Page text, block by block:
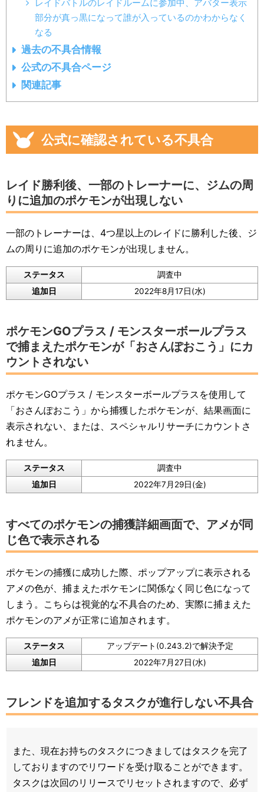
レイドバトルのレイドルームに参加中、アバター表示
部分が真っ黒になって誰が入っているのかわからなく
なる
過去の不具合情報
公式の不具合ページ
関連記事
公式に確認されている不具合
レイド勝利後、一部のトレーナーに、ジムの周
りに追加のポケモンが出現しない
一部のトレーナーは、4つ星以上のレイドに勝利した後、ジ
ムの周りに追加のポケモンが出現しません。
ステータス
調査中
追加日
2022年8月17日(水)
ポケモンGOプラス / モンスターボールプラス
で捕まえたポケモンが「おさんぽおこう」にカ
ウントされない
ポケモンGOプラス / モンスターボールプラスを使用して
「おさんぽおこう」から捕獲したポケモンが、結果画面に
表示されない、または、スペシャルリサーチにカウントさ
れません。
ステータス
調査中
追加日
2022年7月29日(金)
すべてのポケモンの捕獲詳細画面で、アメが同
じ色で表示される
ポケモンの捕獲に成功した際、ポップアップに表示される
アメの色が、捕まえたポケモンに関係なく同じ色になって
しまう。こちらは視覚的な不具合のため、実際に捕まえた
ポケモンのアメが正常に追加されます。
ステータス
アップデート(0.243.2)で解決予定
追加日
2022年7月27日(水)
フレンドを追加するタスクが進行しない不具合
また、現在お持ちのタスクにつきましてはタスクを完了
しておりますのでリワードを受け取ることができます。
タスクは次回のリリースでリセットされますので、必ず